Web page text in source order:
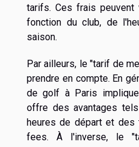
tarifs. Ces frais peuvent
fonction du club, de
saison.
Par ailleurs, le "tarif de
prendre en compte. En
de golf à Paris
offre des avantages
heures de départ et
fees. À l'inverse, le